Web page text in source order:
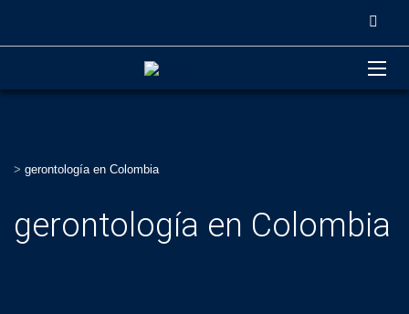
> gerontología en Colombia
gerontología en Colombia